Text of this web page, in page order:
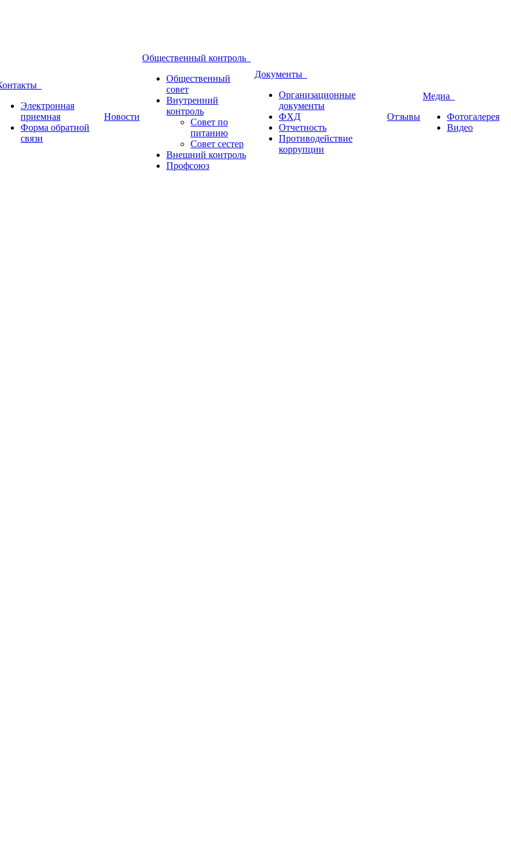
Электронная
приемная
Форма обратной
связи
Новости
Общественный контроль
Общественный
совет
Внутренний
контроль
Совет по
питанию
Совет сестер
Внешний контроль
Профсоюз
Документы
Организационные
документы
ФХД
Отчетность
Противодействие
коррупции
Отзывы
Медиа
Фотогалерея
Видео